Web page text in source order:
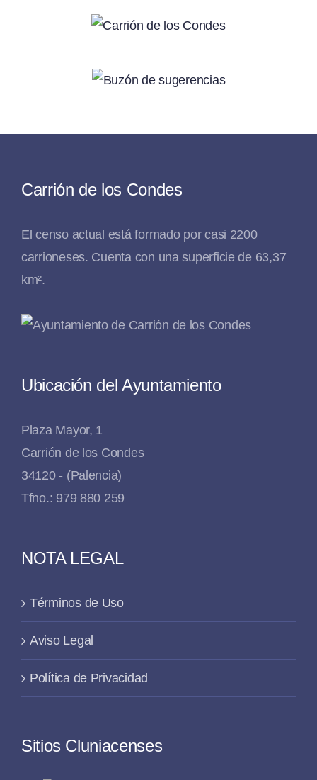
Carrión de los Condes
El censo actual está formado por casi 2200
carrioneses. Cuenta con una superficie de 63,37
km².
Ubicación del Ayuntamiento
Plaza Mayor, 1
Carrión de los Condes
34120 - (Palencia)
Tfno.: 979 880 259
NOTA LEGAL
Términos de Uso
Aviso Legal
Política de Privacidad
Sitios Cluniacenses